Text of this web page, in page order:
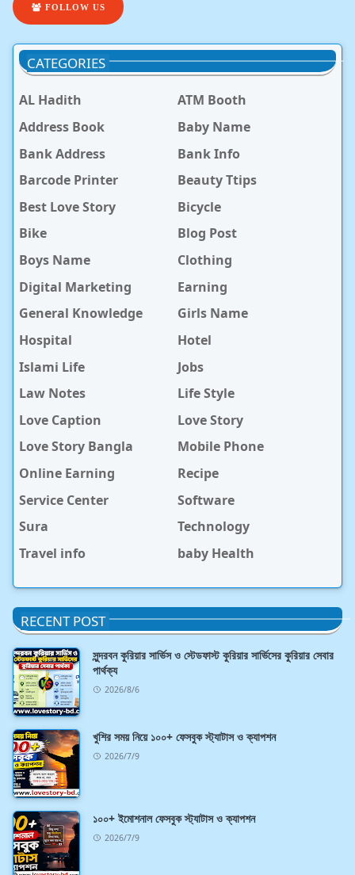
FOLLOW US
CATEGORIES
AL Hadith
ATM Booth
Address Book
Baby Name
Bank Address
Bank Info
Barcode Printer
Beauty Ttips
Best Love Story
Bicycle
Bike
Blog Post
Boys Name
Clothing
Digital Marketing
Earning
General Knowledge
Girls Name
Hospital
Hotel
Islami Life
Jobs
Law Notes
Life Style
Love Caption
Love Story
Love Story Bangla
Mobile Phone
Online Earning
Recipe
Service Center
Software
Sura
Technology
Travel info
baby Health
RECENT POST
সুন্দরবন কুরিয়ার সার্ভিস ও স্টেডফাস্ট কুরিয়ার সার্ভিসের কুরিয়ার সেবার
পার্থক্য
2026/8/6
খুশির সময় নিয়ে ১০০+ ফেসবুক স্ট্যাটাস ও ক্যাপশন
2026/7/9
১০০+ ইমোশনাল ফেসবুক স্ট্যাটাস ও ক্যাপশন
2026/7/9